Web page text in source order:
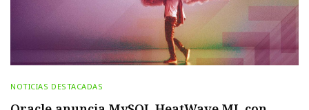
NOTICIAS DESTACADAS